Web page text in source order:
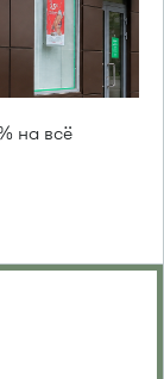
на всё